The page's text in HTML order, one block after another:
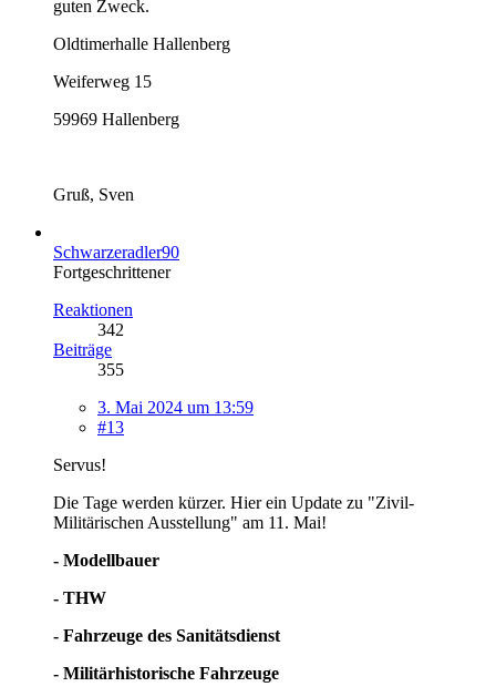
guten Zweck.
Oldtimerhalle Hallenberg
Weiferweg 15
59969 Hallenberg
Gruß, Sven
Schwarzeradler90
Fortgeschrittener
Reaktionen
342
Beiträge
355
3. Mai 2024 um 13:59
#13
Servus!
Die Tage werden kürzer. Hier ein Update zu "Zivil-
Militärischen Ausstellung" am 11. Mai!
- Modellbauer
- THW
- Fahrzeuge des Sanitätsdienst
- Militärhistorische Fahrzeuge